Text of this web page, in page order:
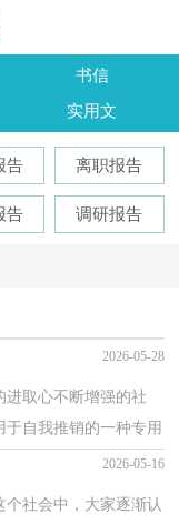
书信
实用文
告 离职报告
告 调研报告
2026-05-28
进取心不断增强的社
自我推销的一种专用
编为大家...
2026-05-16
个社会中，大家逐渐认